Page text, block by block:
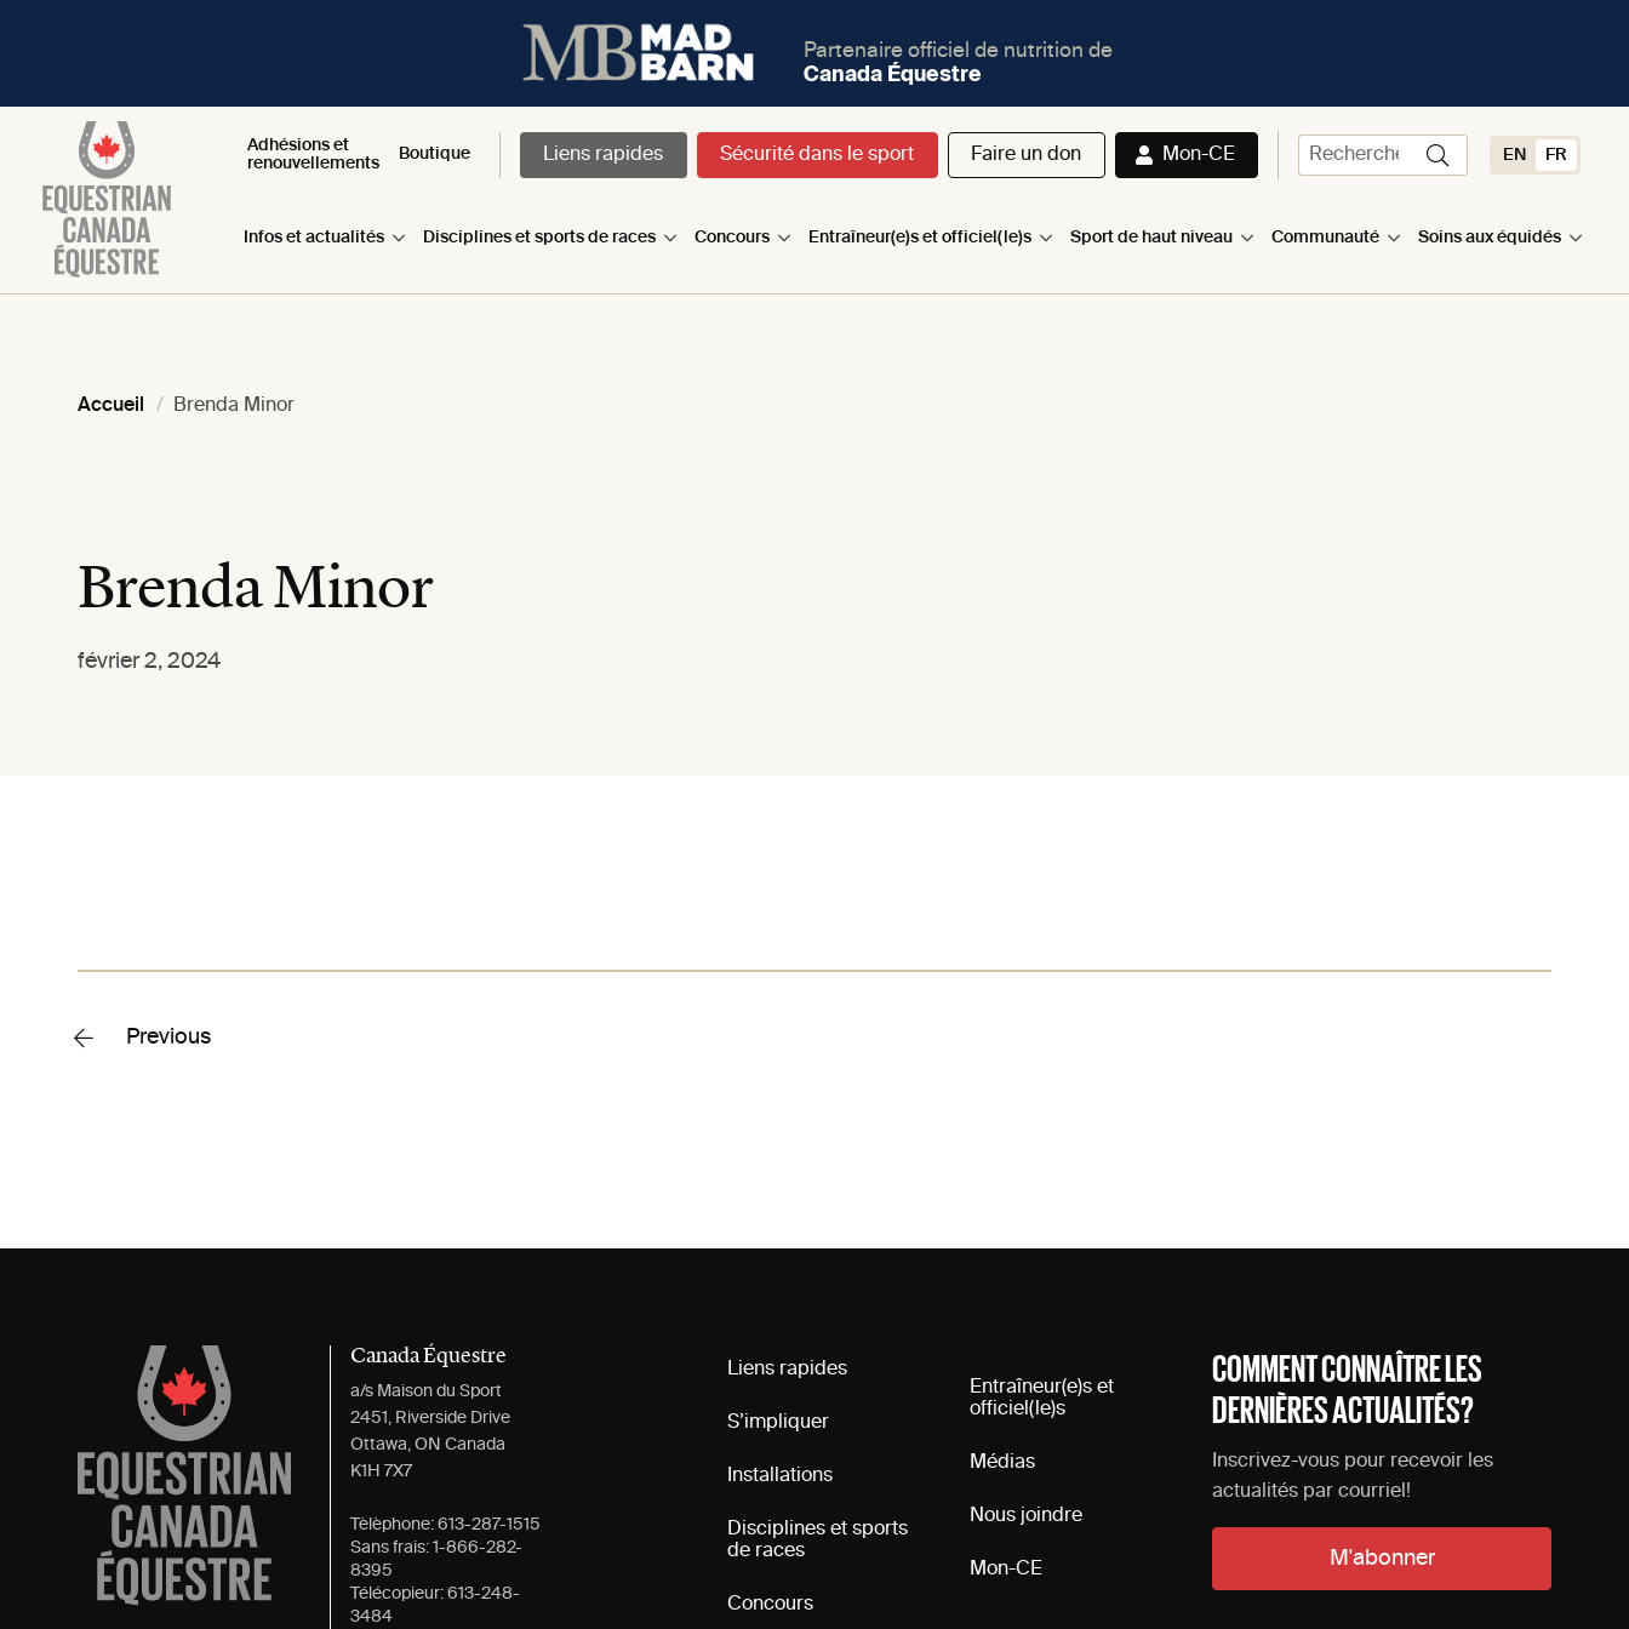
Partenaire officiel de nutrition de
Canada Équestre
Adhésions et
renouvellements
Boutique Liens rapides Sécurité dans le sport Faire un don Mon-CE EN FR
Infos et actualités Disciplines et sports de races Concours Entraîneur(e)s et officiel(le)s Sport de haut niveau Communauté Soins aux équidés
Accueil Brenda Minor
Brenda Minor
février 2, 2024
Previous
Canada Équestre
a/s Maison du Sport
2451, Riverside Drive
Ottawa, ON Canada
K1H 7X7
Tèlèphone: 613-287-1515
Sans frais: 1-866-282-
8395
Télécopieur: 613-248-
3484
Liens rapides
S’impliquer
Installations
Disciplines et sports
de races
Concours
Entraîneur(e)s et
officiel(le)s
Médias
Nous joindre
Mon-CE
COMMENT CONNAÎTRE LES
DERNIÈRES ACTUALITÉS?
Inscrivez-vous pour recevoir les
actualités par courriel!
M'abonner